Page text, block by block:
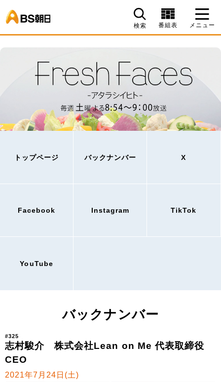
検索 番組表 メニュー
トップページ バックナンバー X
Facebook Instagram TikTok
YouTube
バックナンバー
#325
志村駿介 株式会社Lean on Me 代表取締役
CEO
2021年7月24日(土)